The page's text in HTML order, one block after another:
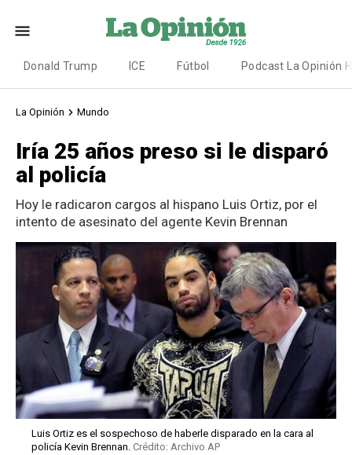
Donald Trump ICE Fútbol Podcast La Opinión
La Opinión Mundo
Iría 25 años preso si le disparó
al policía
Hoy le radicaron cargos al hispano Luis Ortiz, por el
intento de asesinato del agente Kevin Brennan
Luis Ortiz es el sospechoso de haberle disparado en la cara al
policía Kevin Brennan. Crédito: Archivo AP